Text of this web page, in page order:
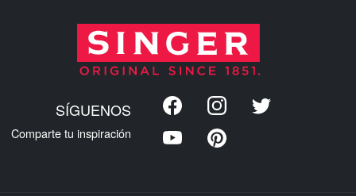
SÍGUENOS
Comparte tu inspiración